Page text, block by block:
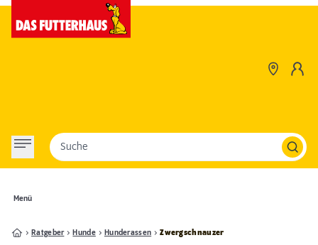
Menü
Suche
Ratgeber Hunde Hunderassen Zwergschnauzer